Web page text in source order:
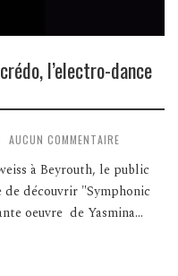
l’electro-dance
AUCUN COMMENTAIRE
à Beyrouth, le public
de découvrir "Symphonic
oeuvre de Yasmina...